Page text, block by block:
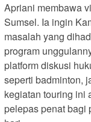
Apriani membawa
Sumsel. Ia ingin
masalah yang
program
platform diskusi
seperti badminton,
kegiatan touring ini
pelepas penat bagi